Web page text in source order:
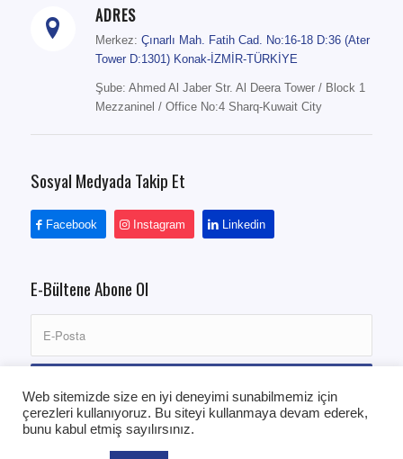
ADRES
Merkez: Çınarlı Mah. Fatih Cad. No:16-18 D:36 (Ater
Tower D:1301) Konak-İZMİR-TÜRKİYE
Şube: Ahmed Al Jaber Str. Al Deera Tower / Block 1
Mezzaninel / Office No:4 Sharq-Kuwait City
Sosyal Medyada Takip Et
Facebook Instagram Linkedin
E-Bültene Abone Ol
Web sitemizde size en iyi deneyimi sunabilmemiz için
çerezleri kullanıyoruz. Bu siteyi kullanmaya devam ederek,
bunu kabul etmiş sayılırsınız.